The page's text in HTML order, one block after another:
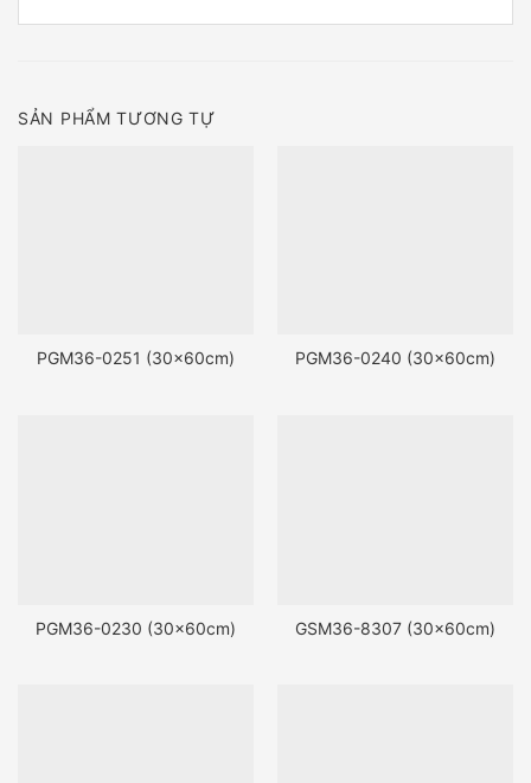
SẢN PHẨM TƯƠNG TỰ
PGM36-0251 (30x60cm) PGM36-0240 (30x60cm)
PGM36-0230 (30x60cm) GSM36-8307 (30x60cm)